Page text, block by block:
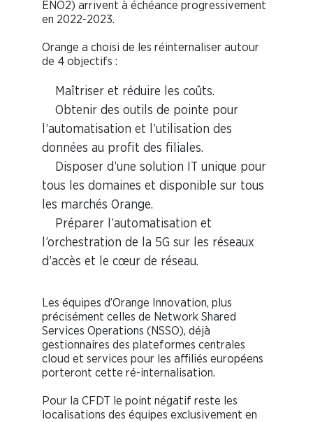
ENO2) arrivent à échéance progressivement
en 2022-2023.
Orange a choisi de les réinternaliser autour
de 4 objectifs :
Maîtriser et réduire les coûts.
Obtenir des outils de pointe pour
l’automatisation et l’utilisation des
données au profit des filiales.
Disposer d’une solution IT unique pour
tous les domaines et disponible sur tous
les marchés Orange.
Préparer l’automatisation et
l’orchestration de la 5G sur les réseaux
d’accès et le cœur de réseau.
Les équipes d’Orange Innovation, plus
précisément celles de Network Shared
Services Operations (NSSO), déjà
gestionnaires des plateformes centrales
cloud et services pour les affiliés européens
porteront cette ré-internalisation.
Pour la CFDT le point négatif reste les
localisations des équipes exclusivement en